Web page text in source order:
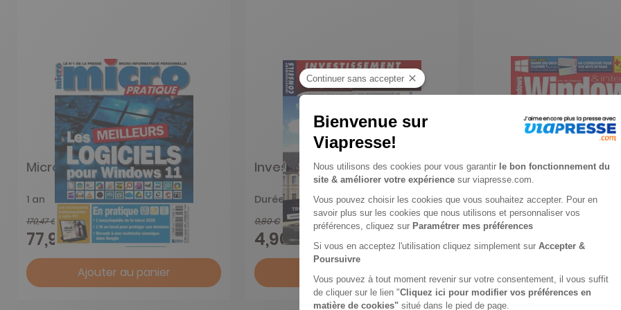
Micro Pratique
1 an
170,47 €
77,90 € -54%
Ajouter au panier
Investissement Conseils
Durée libre
9,80 €
4,90 € -50%
Ajouter au panier
Windows et Internet
1 an
78 €
49,22 €
Ajouter au